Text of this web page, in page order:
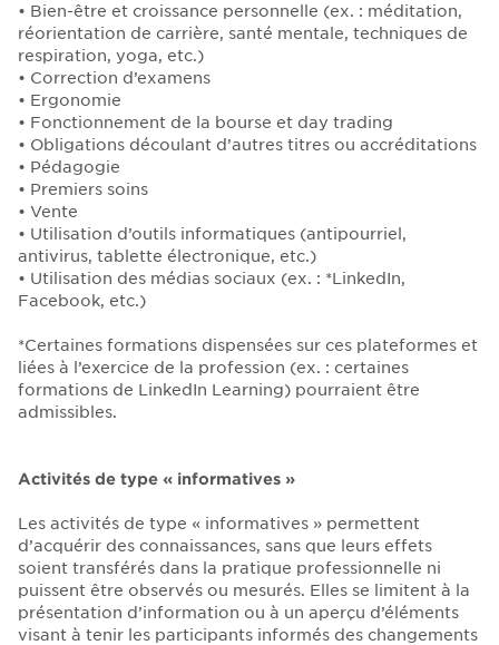
• Bien-être et croissance personnelle (ex. : méditation,
réorientation de carrière, santé mentale, techniques de
respiration, yoga, etc.)
• Correction d’examens
• Ergonomie
• Fonctionnement de la bourse et day trading
• Obligations découlant d’autres titres ou accréditations
• Pédagogie
• Premiers soins
• Vente
• Utilisation d’outils informatiques (antipourriel,
antivirus, tablette électronique, etc.)
• Utilisation des médias sociaux (ex. : *LinkedIn,
Facebook, etc.)
*Certaines formations dispensées sur ces plateformes et
liées à l’exercice de la profession (ex. : certaines
formations de LinkedIn Learning) pourraient être
admissibles.
Activités de type « informatives »
Les activités de type « informatives » permettent
d’acquérir des connaissances, sans que leurs effets
soient transférés dans la pratique professionnelle ni
puissent être observés ou mesurés. Elles se limitent à la
présentation d’information ou à un aperçu d’éléments
visant à tenir les participants informés des changements